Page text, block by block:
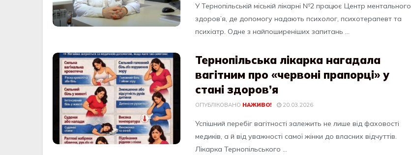
У Тернопільській міській лікарні №2 працює Центр ментального
здоров’я, де допомогу надають психолог, психотерапевт та
психіатр. Одне з найпоширеніших запитань ...
Тернопільська лікарка нагадала
вагітним про «червоні прапорці» у
стані здоров’я
ОПУБЛІКОВАНО НАЖИВО! 20.03.2026
Успішний перебіг вагітності залежить не лише від фаховості
медиків, а й від уважності самої жінки до власних відчуттів.
Лікарка Тернопільського ...